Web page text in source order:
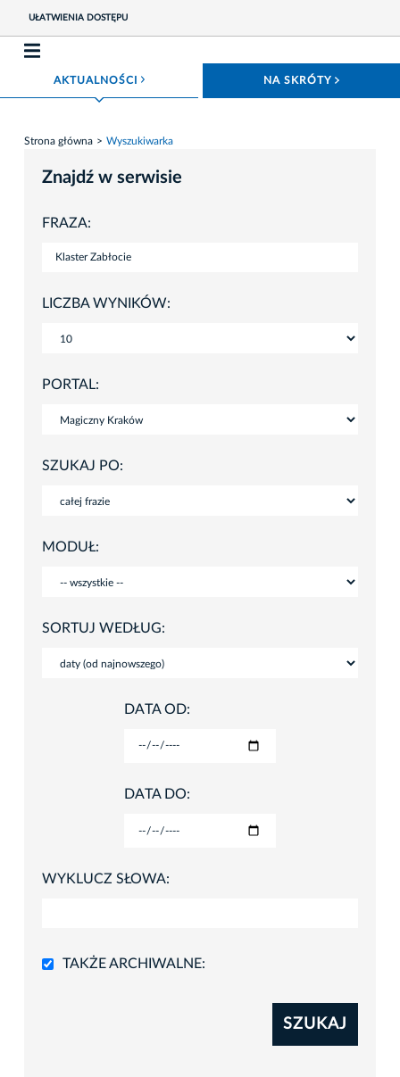
UŁATWIENIA DOSTĘPU
AKTUALNOŚCI ROZWIŃ MENU NA SKRÓTY
Strona główna Wyszukiwarka
Znajdź w serwisie
FRAZA:
LICZBA WYNIKÓW:
PORTAL:
SZUKAJ PO:
MODUŁ:
SORTUJ WEDŁUG:
DATA OD:
DATA DO:
WYKLUCZ SŁOWA:
TAKŻE ARCHIWALNE:
SZUKAJ